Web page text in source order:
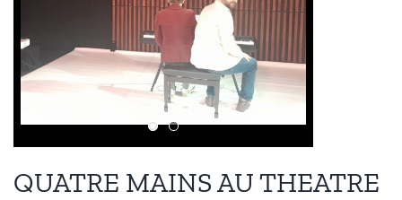
QUATRE MAINS AU THEATRE